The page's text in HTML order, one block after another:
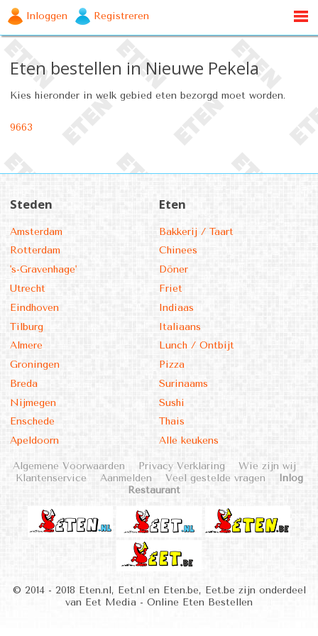
Inloggen Registreren
Eten bestellen in Nieuwe Pekela
Kies hieronder in welk gebied eten bezorgd moet worden.
9663
Steden
Amsterdam
Rotterdam
's-Gravenhage'
Utrecht
Eindhoven
Tilburg
Almere
Groningen
Breda
Nijmegen
Enschede
Apeldoorn
Eten
Bakkerij / Taart
Chinees
Döner
Friet
Indiaas
Italiaans
Lunch / Ontbijt
Pizza
Surinaams
Sushi
Thais
Alle keukens
Algemene Voorwaarden Privacy Verklaring
Wie zijn wij
Klantenservice
Aanmelden Veel gestelde vragen
Inlog
Restaurant
© 2014 - 2018 Eten.nl, Eet.nl en Eten.be, Eet.be zijn onderdeel
van Eet Media - Online Eten Bestellen